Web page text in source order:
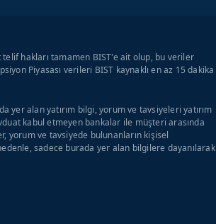
hakları tamamen BIST'e ait olup, bu veriler
Piyasası verileri BIST kaynaklı en az 15 dakika
yer alan yatırım bilgi, yorum ve tavsiyeleri yatırım
kabul etmeyen bankalar ile müşteri arasında
yorum ve tavsiyede bulunanların kişisel
sadece burada yer alan bilgilere dayanılarak